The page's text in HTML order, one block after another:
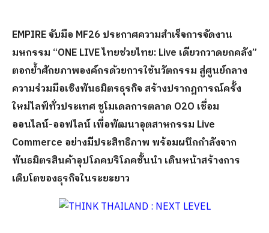
EMPIRE จับมือ MF26 ประกาศความสำเร็จการจัดงาน
มหกรรม “ONE LIVE ไทยช่วยไทย: Live เดียวกวาดยกคลัง”
ตอกย้ำศักยภาพองค์กรด้วยการใช้นวัตกรรม สู่ศูนย์กลาง
ความร่วมมือเชิงพันธมิตรธุรกิจ สร้างปรากฏการณ์ครั้ง
ใหม่ไลฟ์ทั่วประเทศ ชูโมเดลการตลาด O2O เชื่อม
ออนไลน์-ออฟไลน์ เพื่อพัฒนาอุตสาหกรรม Live
Commerce อย่างมีประสิทธิภาพ พร้อมผนึกกำลังจาก
พันธมิตรสินค้าอุปโภคบริโภคชั้นนำ เดินหน้าสร้างการ
เติบโตของธุรกิจในระยะยาว